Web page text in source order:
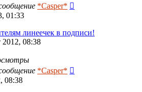
*Casper*
01:33
линеечек в подписи!
2012, 08:38
*Casper*
08:38